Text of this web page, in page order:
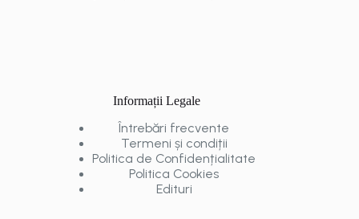
Informații Legale
Întrebări frecvente
Termeni și condiții
Politica de Confidențialitate
Politica Cookies
Edituri